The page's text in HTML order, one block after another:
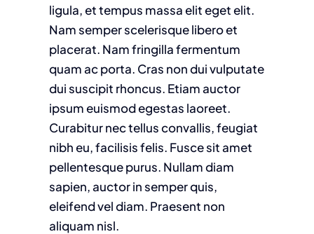
ligula, et tempus massa elit eget elit.
Nam semper scelerisque libero et
placerat. Nam fringilla fermentum
quam ac porta. Cras non dui vulputate
dui suscipit rhoncus. Etiam auctor
ipsum euismod egestas laoreet.
Curabitur nec tellus convallis, feugiat
nibh eu, facilisis felis. Fusce sit amet
pellentesque purus. Nullam diam
sapien, auctor in semper quis,
eleifend vel diam. Praesent non
aliquam nisl.